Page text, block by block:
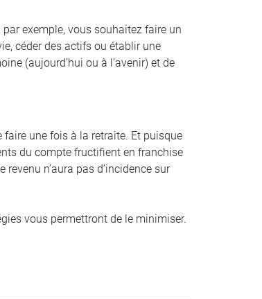
exemple, vous souhaitez faire un
céder des actifs ou établir une
(aujourd’hui ou à l’avenir) et de
faire une fois à la retraite. Et puisque
du compte fructifient en franchise
revenu n’aura pas d’incidence sur
vous permettront de le minimiser.